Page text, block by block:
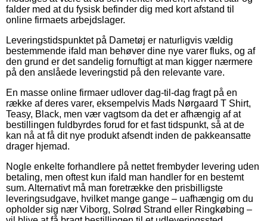
falder med at du fysisk befinder dig med kort afstand til
online firmaets arbejdslager.
Leveringstidspunktet på Dametøj er naturligvis vældig
bestemmende ifald man behøver dine nye varer fluks, og af
den grund er det sandelig fornuftigt at man kigger nærmere
på den anslåede leveringstid på den relevante vare.
En masse online firmaer udlover dag-til-dag fragt på en
række af deres varer, eksempelvis Mads Nørgaard T Shirt,
Teasy, Black, men vær vagtsom da det er afhængig af at
bestillingen fuldbyrdes forud for et fast tidspunkt, så at de
kan nå at få dit nye produkt afsendt inden de pakkeansatte
drager hjemad.
Nogle enkelte forhandlere på nettet frembyder levering uden
betaling, men oftest kun ifald man handler for en bestemt
sum. Alternativt må man foretrække den prisbilligste
leveringsudgave, hvilket mange gange – uafhængig om du
opholder sig nær Viborg, Solrød Strand eller Ringkøbing –